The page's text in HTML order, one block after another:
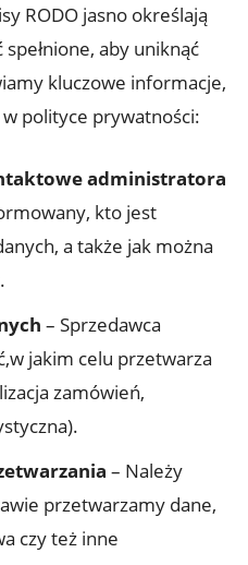
RODO jasno określają
aby uniknąć
kluczowe informacje,
polityce prywatności:
administratora
kto jest
a także jak można
– Sprzedawca
jakim celu przetwarza
zamówień,
– Należy
przetwarzamy dane,
czy też inne